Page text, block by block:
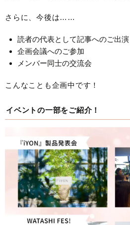
さらに、今後は……
読者の代表として記事へのご出演
企画会議へのご参加
メンバー同士の交流会
こんなことも企画中です！
イベントの一部をご紹介！